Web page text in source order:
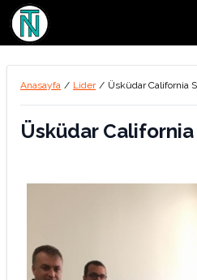
Anasayfa / Lider / Üsküdar California
Üsküdar